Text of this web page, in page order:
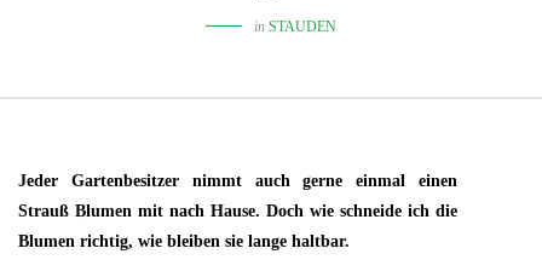
in STAUDEN
Jeder Gartenbesitzer nimmt auch gerne einmal einen
Strauß Blumen mit nach Hause. Doch wie schneide ich die
Blumen richtig, wie bleiben sie lange haltbar.